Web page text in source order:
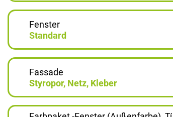
Fenster
Standard
Fassade
Styropor, Netz, Kleber